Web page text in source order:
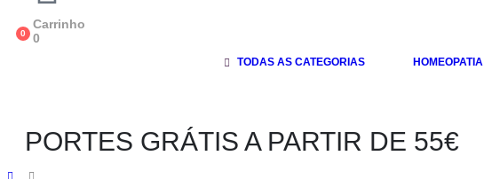
0
Carrinho
0
TODAS AS CATEGORIAS HOMEOPATIA
PORTES GRÁTIS A PARTIR DE 55€